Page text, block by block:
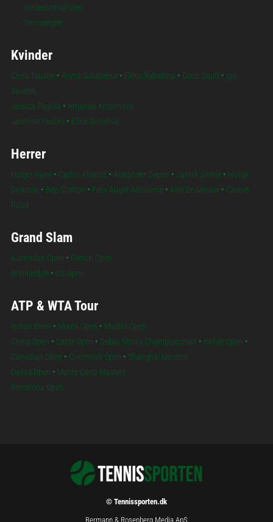
Verdensranglisten
Tennisregler
Kvinder
Clara Tauson • Aryna Sabalenka • Elena Rybakina • Coco Gauff• Iga
Swiatek
Jessica Pegula • Amanda Anisimova
Jasmine Paolini • Elina Svitolina
Herrer
Holger Rune• Carlos Alcaraz • Alexander Zverev • Jannik Sinner• Novak
Djokovic• Ben Shelton • Felix Auger-Aliassime• Alex De Minaur• Casper
Ruud
Grand Slam
Australian Open • French Open
Wimbledon • US Open
ATP & WTA Tour
Indian Wells • Miami Open • Madrid Open
China Open • Qatar Open • Dubai Tennis Championships • Italian Open •
Canadian Open • Cincinnati Open • Shanghai Masters
Dallas Open • Monte Carlo Masters
Barcelona Open
© Tennissporten.dk
Bermann & Rosenberg Media ApS